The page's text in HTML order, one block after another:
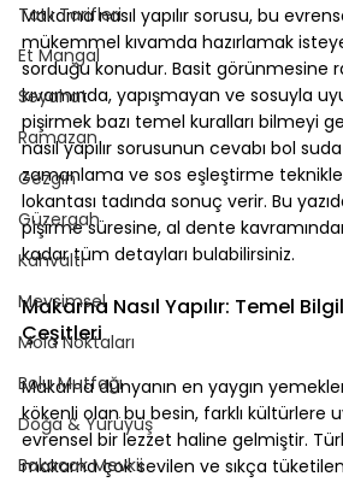
Tatlı Tarifleri
Et Mangal
Seyahat
Ramazan
Gezgin
Güzergah
Kahvaltı
Mevsimsel
Mola Noktaları
Bolu Mutfağı
Doğa & Yürüyüş
Bakacak Mevkii
Makarna nasıl yapılır sorusu, bu
mükemmel kıvamda hazırlamak
sorduğu konudur. Basit görünmesine
kıvamında, yapışmayan ve sosuyla
pişirmek bazı temel kuralları bilmeyi
nasıl yapılır sorusunun cevabı bol
zamanlama ve sos eşleştirme
lokantası tadında sonuç verir. Bu
pişirme süresine, al dente
kadar tüm detayları bulabilirsiniz.
Makarna Nasıl Yapılır: Temel
Çeşitleri
Makarna dünyanın en yaygın
kökenli olan bu besin, farklı kültürlere
evrensel bir lezzet haline gelmiştir.
makarna çok sevilen ve sıkça